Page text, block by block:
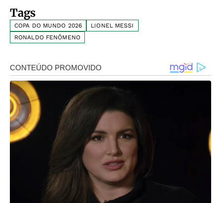
Tags
COPA DO MUNDO 2026
LIONEL MESSI
RONALDO FENÔMENO